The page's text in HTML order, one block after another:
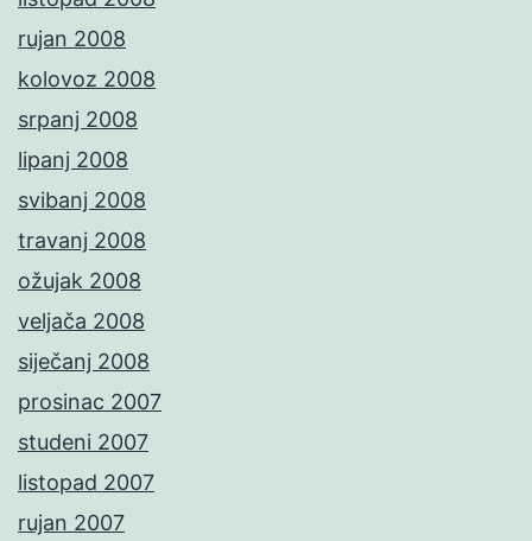
rujan 2008
kolovoz 2008
srpanj 2008
lipanj 2008
svibanj 2008
travanj 2008
ožujak 2008
veljača 2008
siječanj 2008
prosinac 2007
studeni 2007
listopad 2007
rujan 2007